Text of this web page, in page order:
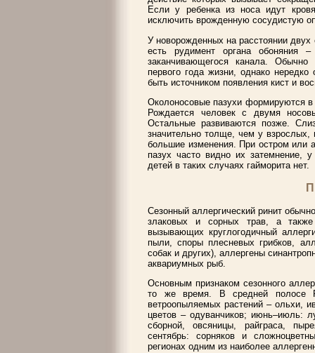
Если у ребенка из носа идут
исключить врожденную сосудистую
У новорожденных на расстоянии двух
есть рудимент органа обоняния
заканчивающегося канала.
первого года жизни, однако
быть источником появления кист и
Околоносовые пазухи формируются в
Рождается человек с двумя
Остальные развиваются позже.
значительно толще, чем у
большие изменения. При остром или
пазух часто видно их затемнение,
детей в таких случаях гайморита нет.
Сезонный аллергический ринит
злаковых и сорных трав, а также
вызывающих круглогодичный
пыли, споры плесневых грибков,
собак и других), аллергены
аквариумных рыб.
Основным признаком сезонного
то же время. В средней полосе
ветроопыляемых растений – ольхи,
цветов – одуванчиков; июнь–июль:
сборной, овсяницы, райграса,
сентябрь: сорняков и
регионах одним из наиболее